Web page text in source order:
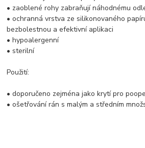
• zaoblené rohy zabraňují náhodnému
• ochranná vrstva ze silikonovaného
bezbolestnou a efektivní aplikaci
• hypoalergenní
• sterilní
Použití:
• doporučeno zejména jako krytí pro
• ošetřování rán s malým a středním